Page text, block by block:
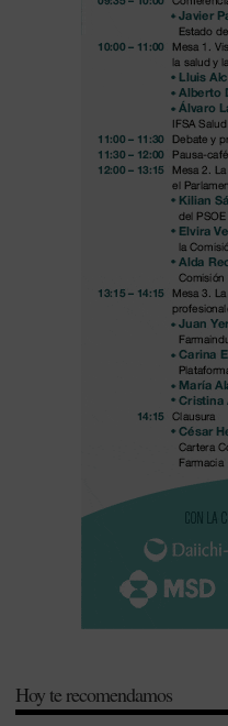
Hoy te recomendamos